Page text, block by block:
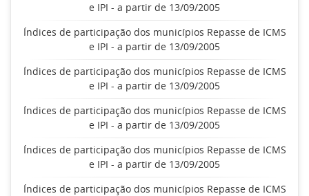
e IPI - a partir de 13/09/2005
Índices de participação dos municípios Repasse de ICMS
e IPI - a partir de 13/09/2005
Índices de participação dos municípios Repasse de ICMS
e IPI - a partir de 13/09/2005
Índices de participação dos municípios Repasse de ICMS
e IPI - a partir de 13/09/2005
Índices de participação dos municípios Repasse de ICMS
e IPI - a partir de 13/09/2005
Índices de participação dos municípios Repasse de ICMS